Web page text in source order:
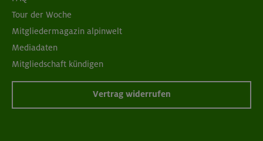
Tour der Woche
Mitgliedermagazin alpinwelt
Mediadaten
Mitgliedschaft kündigen
Vertrag widerrufen